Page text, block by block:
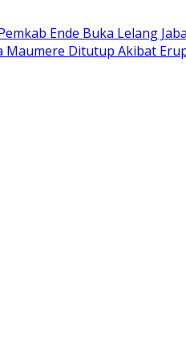
Ende Buka Lelang
Maumere Ditutup Akibat